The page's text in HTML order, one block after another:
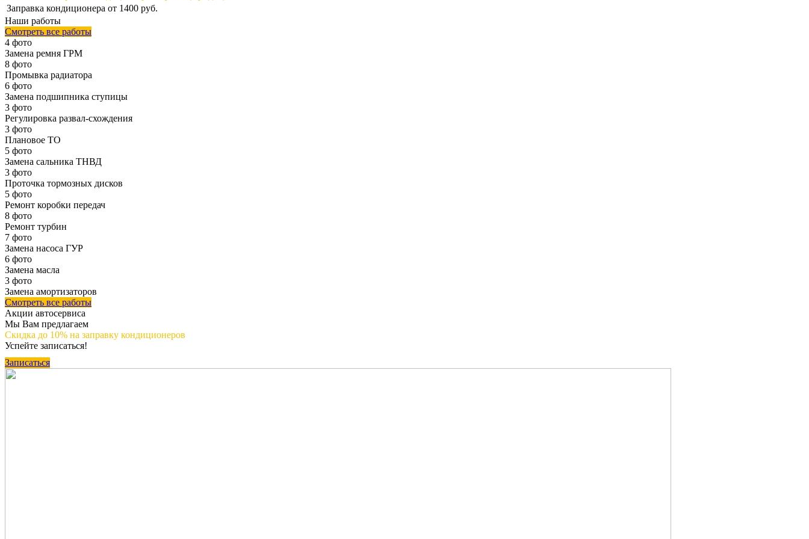
Заправка кондиционера от 1400 руб.
Наши работы
Смотреть все работы
4 фото
Замена ремня ГРМ
8 фото
Промывка радиатора
6 фото
Замена подшипника ступицы
3 фото
Регулировка развал-схождения
3 фото
Плановое ТО
5 фото
Замена сальника ТНВД
3 фото
Проточка тормозных дисков
5 фото
Ремонт коробки передач
8 фото
Ремонт турбин
7 фото
Замена насоса ГУР
6 фото
Замена масла
3 фото
Замена амортизаторов
Смотреть все работы
Акции автосервиса
Мы Вам предлагаем
Скидка до 10% на заправку кондиционеров
Успейте записаться!
Записаться